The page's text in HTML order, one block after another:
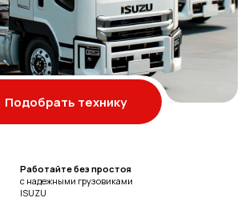
Подобрать технику
Работайте без простоя
с надежными грузовиками
ISUZU